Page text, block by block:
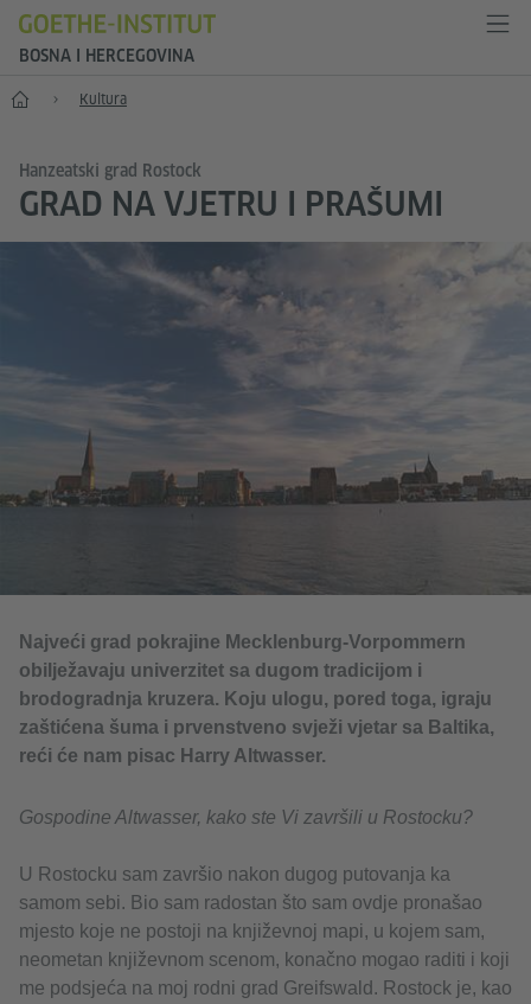
BOSNA I HERCEGOVINA
Početak Kultura
Hanzeatski grad Rostock
GRAD NA VJETRU I PRAŠUMI
Najveći grad pokrajine Mecklenburg-Vorpommern
obilježavaju univerzitet sa dugom tradicijom i
brodogradnja kruzera. Koju ulogu, pored toga, igraju
zaštićena šuma i prvenstveno svježi vjetar sa Baltika,
reći će nam pisac Harry Altwasser.
Gospodine Altwasser, kako ste Vi završili u Rostocku?
U Rostocku sam završio nakon dugog putovanja ka
samom sebi. Bio sam radostan što sam ovdje pronašao
mjesto koje ne postoji na književnoj mapi, u kojem sam,
neometan književnom scenom, konačno mogao raditi i koji
me podsjeća na moj rodni grad Greifswald. Rostock je, kao